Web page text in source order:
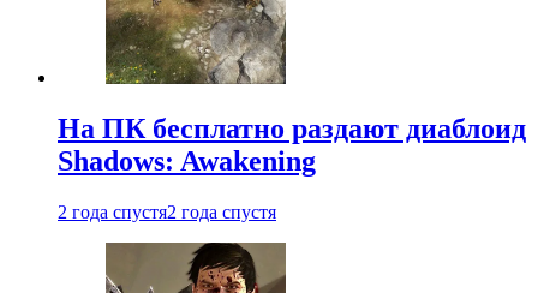
На ПК бесплатно раздают диаблоид
Shadows: Awakening
2 года спустя2 года спустя